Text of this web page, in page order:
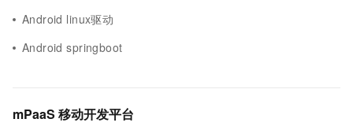
Android linux驱动
Android springboot
mPaaS 移动开发平台